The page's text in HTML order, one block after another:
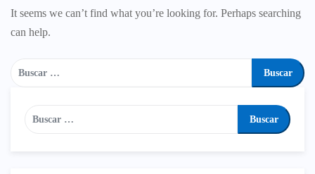
It seems we can’t find what you’re looking for. Perhaps searching
can help.